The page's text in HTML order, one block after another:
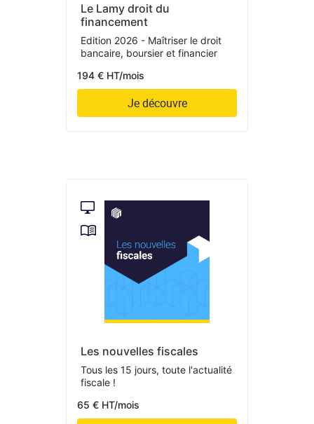
Le Lamy droit du
financement
Edition 2026 - Maîtriser le droit
bancaire, boursier et financier
194 € HT/mois
Je découvre
Les nouvelles fiscales
Tous les 15 jours, toute l'actualité
fiscale !
65 € HT/mois